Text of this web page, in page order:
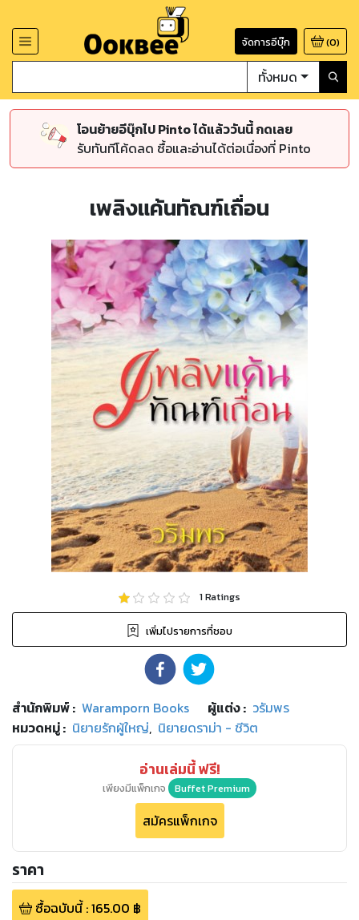
จัดการอีบุ๊ก (0)
ทั้งหมด
โอนย้ายอีบุ๊กไป Pinto ได้แล้ววันนี้ กดเลย
รับทันทีโค้ดลด ซื้อและอ่านได้ต่อเนื่องที่ Pinto
เพลิงแค้นทัณฑ์เถื่อน
1Ratings
เพิ่มไปรายการที่ชอบ
สำนักพิมพ์: Waramporn Books ผู้แต่ง : วรัมพร
หมวดหมู่: นิยายรักผู้ใหญ่, นิยายดราม่า - ชีวิต
อ่านเล่มนี้ ฟรี!
เพียงมีแพ็กเกจ Buffet Premium
สมัครแพ็กเกจ
ราคา
ซื้อฉบับนี้:165.00 ฿